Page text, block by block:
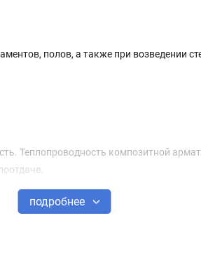
полов, а также при возведении
Теплопроводность композитной
подробнее